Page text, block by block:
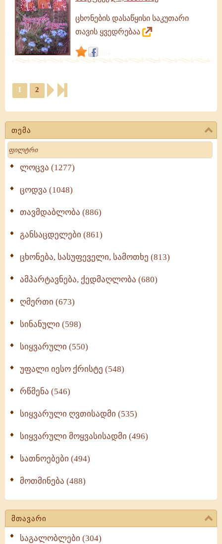
თემა
Search
ლოცვა (1277)
ცოდვა (1048)
თავმდაბლობა (886)
განსაცდელები (861)
ცხონება, სასუფეველი, სამოთხე (813)
ამპარტავნება, ქედმაღლობა (680)
ღმერთი (673)
სინანული (598)
სიყვარული (550)
უფალი იესო ქრისტე (548)
რწმენა (546)
სიყვარული ღვთისადმი (535)
სიყვარული მოყვასისადმი (496)
სათნოებები (494)
მოთმინება (488)
მთავარი
საგალობლები (304)
ცხონების დასაწყისი საკუთარი
თავის ყვედრებაა
1 2